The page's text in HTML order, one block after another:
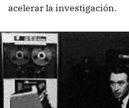
acelerar la investigación.